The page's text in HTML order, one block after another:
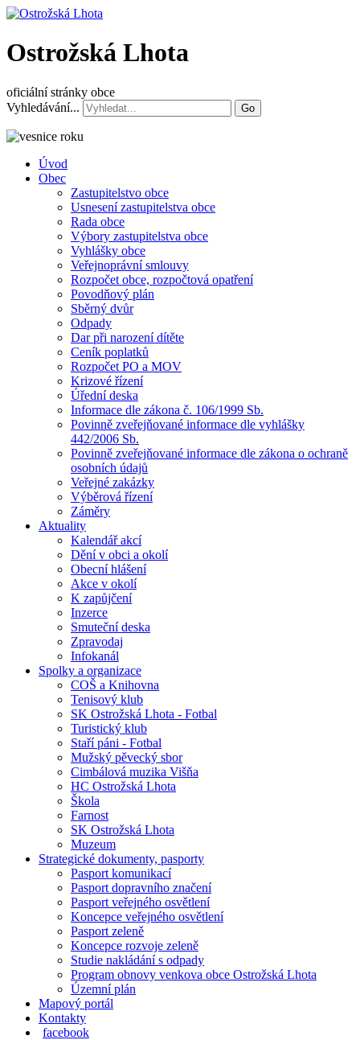
Ostrožská Lhota
oficiální stránky obce
Vyhledávání...
Go
Úvod
Obec
Zastupitelstvo obce
Usnesení zastupitelstva obce
Rada obce
Výbory zastupitelstva obce
Vyhlášky obce
Veřejnoprávní smlouvy
Rozpočet obce, rozpočtová opatření
Povodňový plán
Sběrný dvůr
Odpady
Dar při narození dítěte
Ceník poplatků
Rozpočet PO a MOV
Krizové řízení
Úřední deska
Informace dle zákona č. 106/1999 Sb.
Povinně zveřejňované informace dle vyhlášky
442/2006 Sb.
Povinně zveřejňované informace dle zákona o ochraně
osobních údajů
Veřejné zakázky
Výběrová řízení
Záměry
Aktuality
Kalendář akcí
Dění v obci a okolí
Obecní hlášení
Akce v okolí
K zapůjčení
Inzerce
Smuteční deska
Zpravodaj
Infokanál
Spolky a organizace
COŠ a Knihovna
Tenisový klub
SK Ostrožská Lhota - Fotbal
Turistický klub
Staří páni - Fotbal
Mužský pěvecký sbor
Cimbálová muzika Višňa
HC Ostrožská Lhota
Škola
Farnost
SK Ostrožská Lhota
Muzeum
Strategické dokumenty, pasporty
Pasport komunikací
Pasport dopravního značení
Pasport veřejného osvětlení
Koncepce veřejného osvětlení
Pasport zeleně
Koncepce rozvoje zeleně
Studie nakládání s odpady
Program obnovy venkova obce Ostrožská Lhota
Územní plán
Mapový portál
Kontakty
facebook